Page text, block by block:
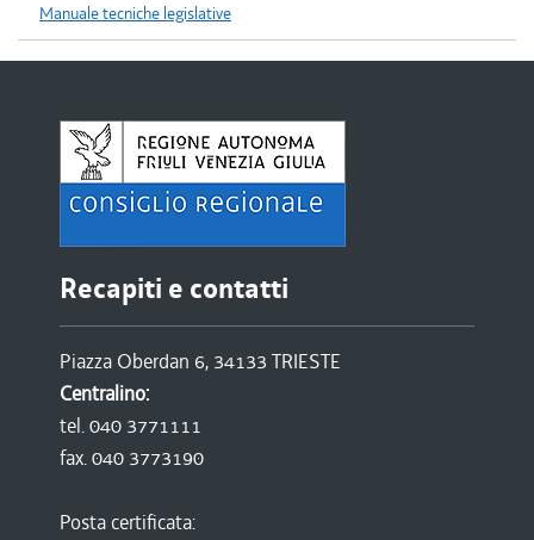
Manuale tecniche legislative
Recapiti e contatti
Piazza Oberdan 6, 34133 TRIESTE
Centralino:
tel. 040 3771111
fax. 040 3773190
Posta certificata: